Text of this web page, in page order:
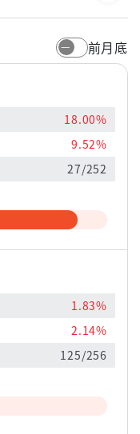
前月底
18.00%
9.52%
27/252
1.83%
2.14%
125/256